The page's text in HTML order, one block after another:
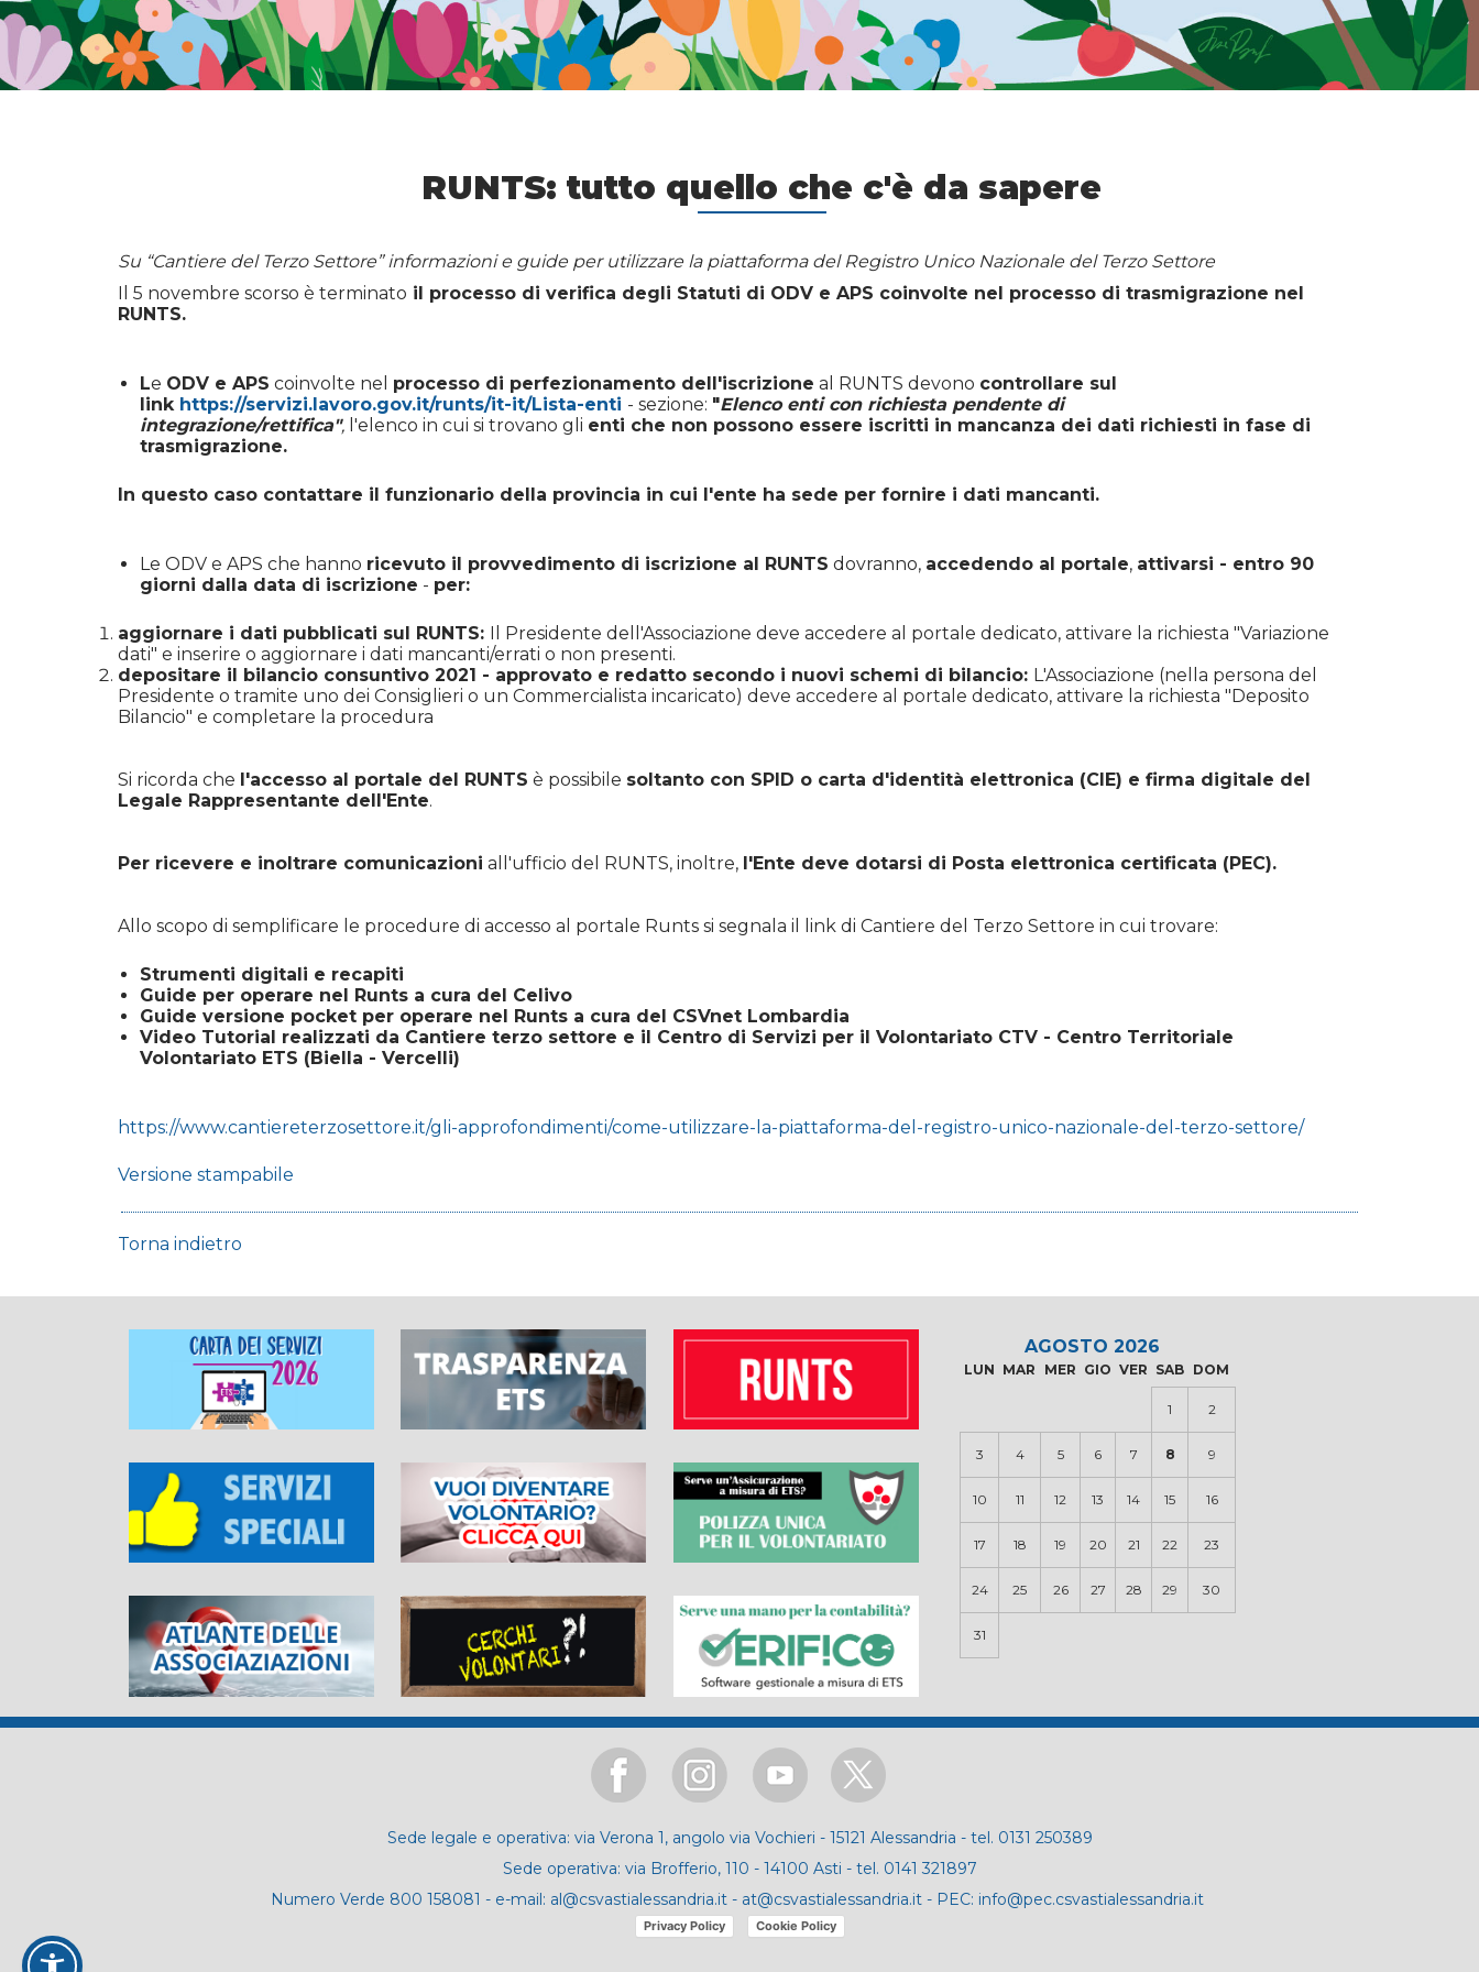
RUNTS: tutto quello che c'è da sapere
Su “Cantiere del Terzo Settore” informazioni e guide per utilizzare la piattaforma del Registro Unico Nazionale del Terzo Settore
Il 5 novembre scorso è terminato il processo di verifica degli Statuti di ODV e APS coinvolte nel processo di trasmigrazione nel
RUNTS.
Le ODV e APS coinvolte nel processo di perfezionamento dell'iscrizione al RUNTS devono controllare sul
link https://servizi.lavoro.gov.it/runts/it-it/Lista-enti - sezione: "Elenco enti con richiesta pendente di
integrazione/rettifica", l'elenco in cui si trovano gli enti che non possono essere iscritti in mancanza dei dati richiesti in fase di
trasmigrazione.
In questo caso contattare il funzionario della provincia in cui l'ente ha sede per fornire i dati mancanti.
Le ODV e APS che hanno ricevuto il provvedimento di iscrizione al RUNTS dovranno, accedendo al portale, attivarsi - entro 90
giorni dalla data di iscrizione - per:
aggiornare i dati pubblicati sul RUNTS: Il Presidente dell'Associazione deve accedere al portale dedicato, attivare la richiesta "Variazione
dati" e inserire o aggiornare i dati mancanti/errati o non presenti.
depositare il bilancio consuntivo 2021 - approvato e redatto secondo i nuovi schemi di bilancio: L'Associazione (nella persona del
Presidente o tramite uno dei Consiglieri o un Commercialista incaricato) deve accedere al portale dedicato, attivare la richiesta "Deposito
Bilancio" e completare la procedura
Si ricorda che l'accesso al portale del RUNTS è possibile soltanto con SPID o carta d'identità elettronica (CIE) e firma digitale del
Legale Rappresentante dell'Ente.
Per ricevere e inoltrare comunicazioni all'ufficio del RUNTS, inoltre, l'Ente deve dotarsi di Posta elettronica certificata (PEC).
Allo scopo di semplificare le procedure di accesso al portale Runts si segnala il link di Cantiere del Terzo Settore in cui trovare:
Strumenti digitali e recapiti
Guide per operare nel Runts a cura del Celivo
Guide versione pocket per operare nel Runts a cura del CSVnet Lombardia
Video Tutorial realizzati da Cantiere terzo settore e il Centro di Servizi per il Volontariato CTV - Centro Territoriale
Volontariato ETS (Biella - Vercelli)
https://www.cantiereterzosettore.it/gli-approfondimenti/come-utilizzare-la-piattaforma-del-registro-unico-nazionale-del-terzo-settore/
Versione stampabile
Torna indietro
AGOSTO 2026
LUN MAR MER GIO VER SAB DOM
1 2
3 4 5 6 7 8 9
10 11 12 13 14 15 16
17 18 19 20 21 22 23
24 25 26 27 28 29 30
31
Sede legale e operativa: via Verona 1, angolo via Vochieri - 15121 Alessandria - tel. 0131 250389
Sede operativa: via Brofferio, 110 - 14100 Asti - tel. 0141 321897
Numero Verde 800 158081 - e-mail: al@csvastialessandria.it - at@csvastialessandria.it - PEC: info@pec.csvastialessandria.it
Privacy Policy Cookie Policy